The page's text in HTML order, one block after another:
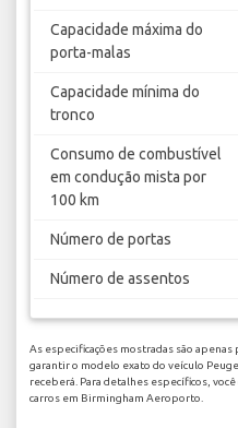
Capacidade máxima do
porta-malas
Capacidade mínima do
tronco
Consumo de combustível
em condução mista por
100 km
Número de portas
Número de assentos
As especificações mostradas são
garantir o modelo exato do veículo
receberá. Para detalhes específicos,
carros em Birmingham Aeroporto.